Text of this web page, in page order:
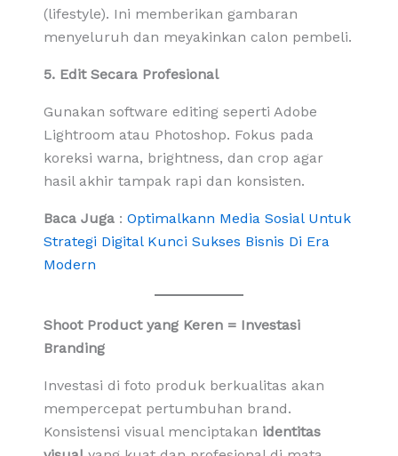
(lifestyle). Ini memberikan gambaran
menyeluruh dan meyakinkan calon pembeli.
5. Edit Secara Profesional
Gunakan software editing seperti Adobe
Lightroom atau Photoshop. Fokus pada
koreksi warna, brightness, dan crop agar
hasil akhir tampak rapi dan konsisten.
Baca Juga: Optimalkann Media Sosial Untuk
Strategi Digital Kunci Sukses Bisnis Di Era
Modern
Shoot Product yang Keren = Investasi
Branding
Investasi di foto produk berkualitas akan
mempercepat pertumbuhan brand.
Konsistensi visual menciptakan identitas